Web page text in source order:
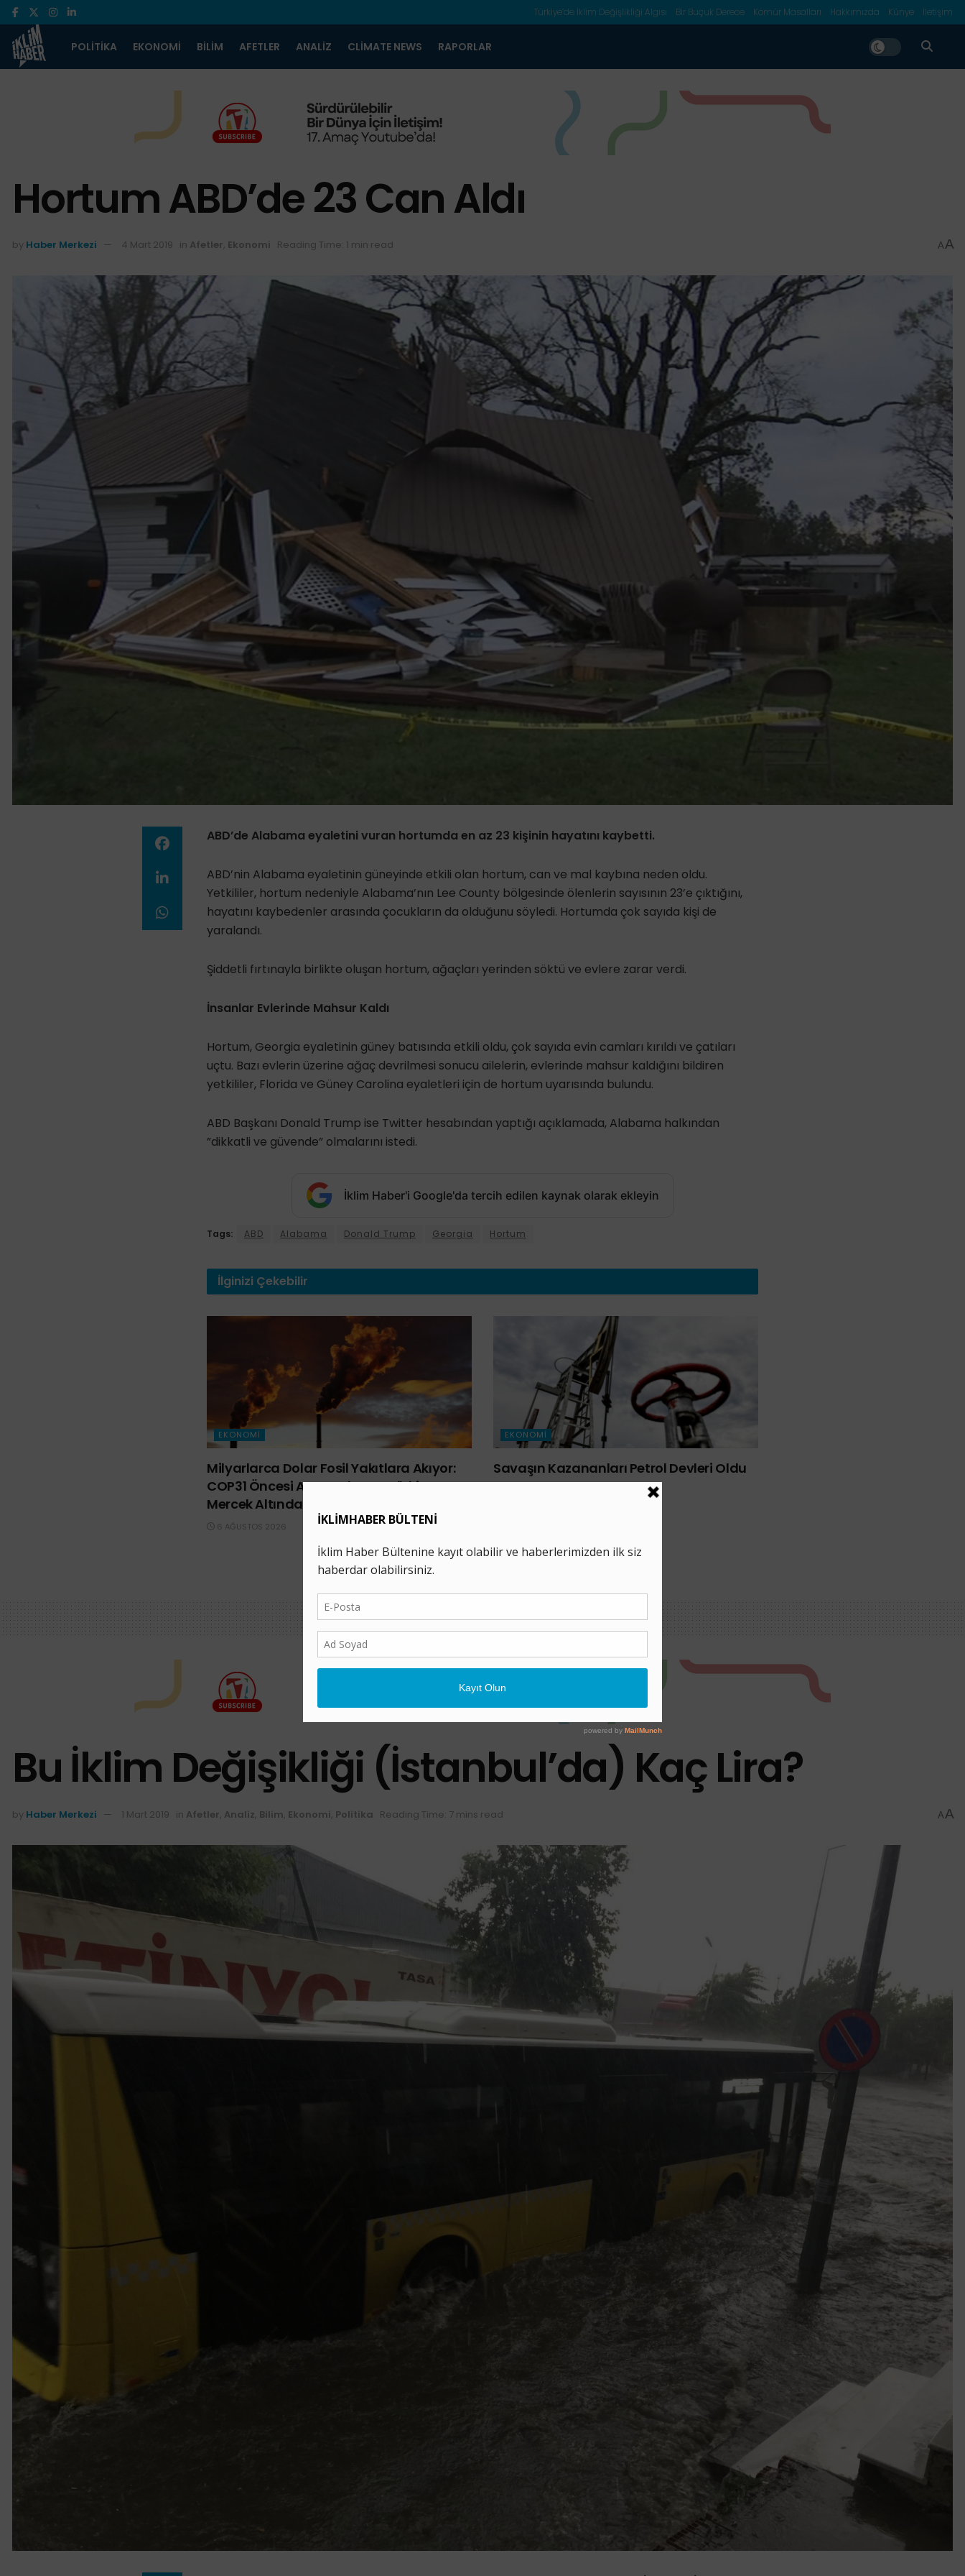
Türkiye’de İklim Değişlikliği Algısı Bir Buçuk Derece Kömür Masalları Hakkımızda Künye İletişim
POLITIKA EKONOMI BILIM AFETLER ANALIZ CLIMATE NEWS RAPORLAR
Hortum ABD’de 23 Can Aldı
by Haber Merkezi 4 Mart 2019 in Afetler Ekonomi Reading Time: 1 min read AA
ABD’de Alabama eyaletini vuran hortumda en az 23 kişinin hayatını kaybetti.
ABD’nin Alabama eyaletinin güneyinde etkili olan hortum, can ve mal kaybına neden oldu.
Yetkililer, hortum nedeniyle Alabama’nın Lee County bölgesinde ölenlerin sayısının 23’e çıktığını,
hayatını kaybedenler arasında çocukların da olduğunu söyledi. Hortumda çok sayıda kişi de
yaralandı.
Şiddetli fırtınayla birlikte oluşan hortum, ağaçları yerinden söktü ve evlere zarar verdi.
İnsanlar Evlerinde Mahsur Kaldı
Hortum, Georgia eyaletinin güney batısında etkili oldu, çok sayıda evin camları kırıldı ve çatıları
uçtu. Bazı evlerin üzerine ağaç devrilmesi sonucu ailelerin, evlerinde mahsur kaldığını bildiren
yetkililer, Florida ve Güney Carolina eyaletleri için de hortum uyarısında bulundu.
ABD Başkanı Donald Trump ise Twitter hesabından yaptığı açıklamada, Alabama halkından
”dikkatli ve güvende” olmalarını istedi.
İklim Haber'i Google'da tercih edilen kaynak olarak ekleyin
Tags: ABD Alabama Donald Trump Georgia Hortum
İlginizi Çekebilir
EKONOMI
Milyarlarca Dolar Fosil Yakıtlara Akıyor:
COP31 Öncesi Avustralya ve Türkiye
Mercek Altında
6 AĞUSTOS 2026
EKONOMI
Savaşın Kazananları Petrol Devleri Oldu
Bu İklim Değişikliği (İstanbul’da) Kaç Lira?
by Haber Merkezi 1 Mart 2019 in Afetler Analiz Bilim Ekonomi Politika Reading Time: 7 mins read A A